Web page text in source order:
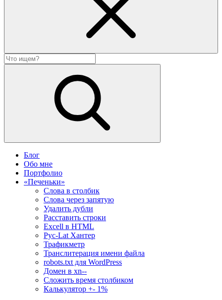
Блог
Обо мне
Портфолио
«Печеньки»
Слова в столбик
Слова через запятую
Удалить дубли
Расставить строки
Excell в HTML
Рус-Lat Хантер
Трафикметр
Транслитерация имени файла
robots.txt для WordPress
Домен в xn--
Сложить время столбиком
Калькулятор +- 1%